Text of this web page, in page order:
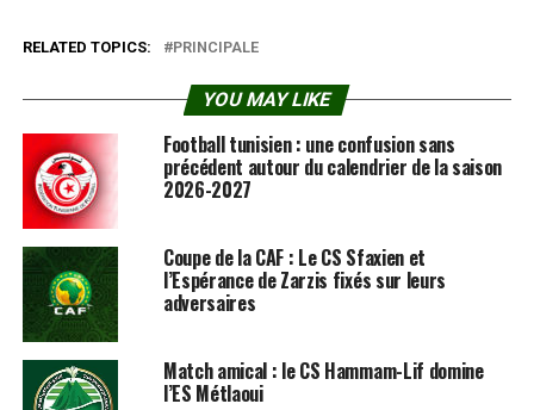
RELATED TOPICS: PRINCIPALE
YOU MAY LIKE
Football tunisien : une confusion sans
précédent autour du calendrier de la saison
2026-2027
Coupe de la CAF : Le CS Sfaxien et
l’Espérance de Zarzis fixés sur leurs
adversaires
Match amical : le CS Hammam-Lif domine
l’ES Métlaoui